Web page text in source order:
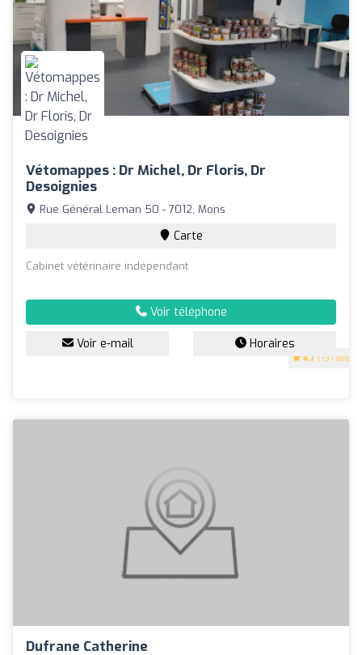
Vétomappes : Dr Michel, Dr Floris, Dr
Desoignies
4.7 (197 avis)
Rue Général Leman 50 - 7012, Mons
Carte
Cabinet vétérinaire indépendant
Voir téléphone
Voir e-mail Horaires
Dufrane Catherine